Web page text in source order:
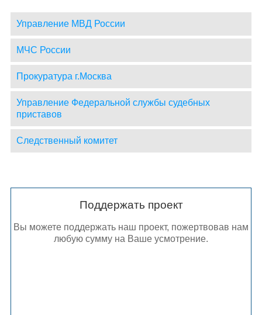
Управление МВД России
МЧС России
Прокуратура г.Москва
Управление Федеральной службы судебных
приставов
Следственный комитет
Поддержать проект
Вы можете поддержать наш проект, пожертвовав нам
любую сумму на Ваше усмотрение.